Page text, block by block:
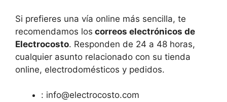
Si prefieres una vía online más sencilla, te
recomendamos los correos electrónicos de
Electrocosto. Responden de 24 a 48 horas,
cualquier asunto relacionado con su tienda
online, electrodomésticos y pedidos.
: info@electrocosto.com